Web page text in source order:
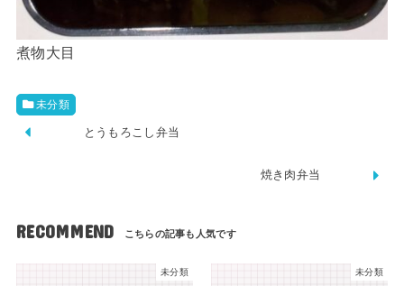
煮物大目
未分類
とうもろこし弁当
焼き肉弁当
RECOMMEND
未分類 未分類